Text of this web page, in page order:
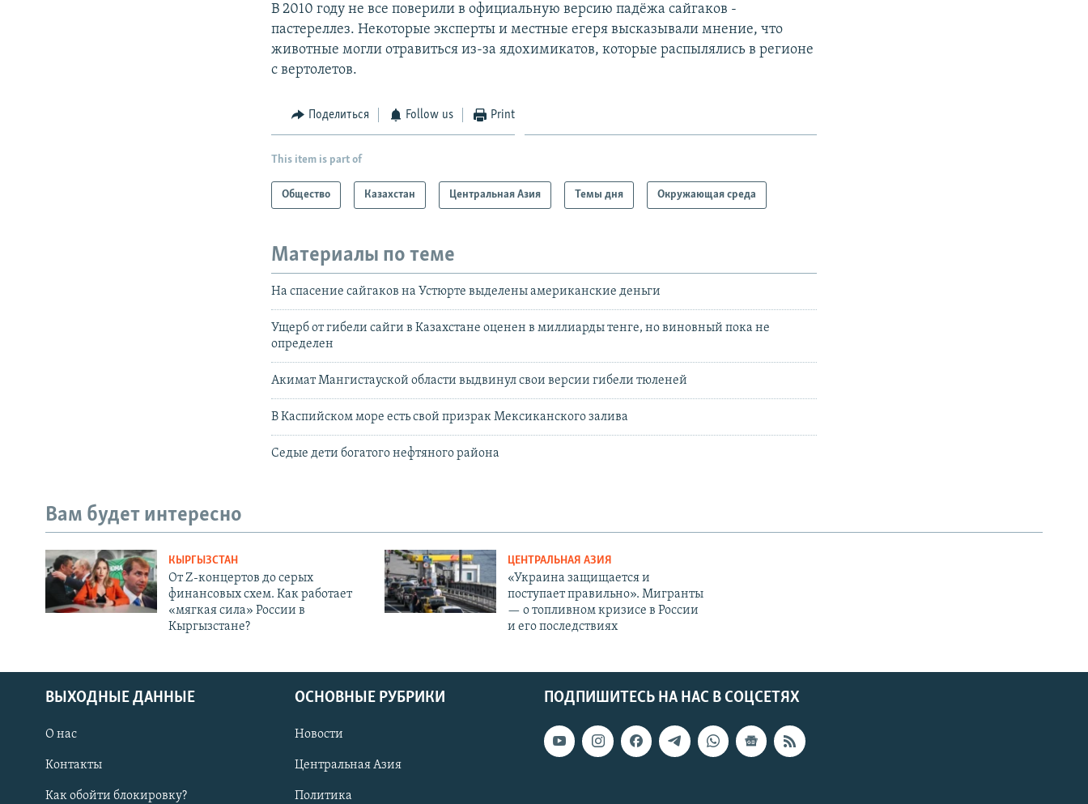
В 2010 году не все поверили в официальную версию падёжа сайгаков -
пастереллез. Некоторые эксперты и местные егеря высказывали мнение, что
животные могли отравиться из-за ядохимикатов, которые распылялись в регионе
с вертолетов.
Поделиться Follow us Print
This item is part of
Общество Казахстан Центральная Азия Темы дня Окружающая среда
Материалы по теме
На спасение сайгаков на Устюрте выделены американские деньги
Ущерб от гибели сайги в Казахстане оценен в миллиарды тенге, но виновный пока не
определен
Акимат Мангистауской области выдвинул свои версии гибели тюленей
В Каспийском море есть свой призрак Мексиканского залива
Седые дети богатого нефтяного района
Вам будет интересно
КЫРГЫЗСТАН
От Z-концертов до серых
финансовых схем. Как работает
«мягкая сила» России в
Кыргызстане?
ЦЕНТРАЛЬНАЯ АЗИЯ
«Украина защищается и
поступает правильно». Мигранты
— о топливном кризисе в России
и его последствиях
ПОДПИШИТЕСЬ НА НАС В СОЦСЕТЯХ
ВЫХОДНЫЕ ДАННЫЕ
О нас
Контакты
Как обойти блокировку?
ОСНОВНЫЕ РУБРИКИ
Новости
Центральная Азия
Политика